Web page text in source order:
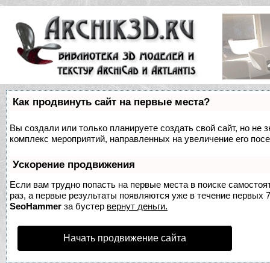
Как продвинуть сайт на первые места?
Вы создали или только планируете создать свой сайт, но не
комплекс мероприятий, направленных на увеличение его
Ускорение продвижения
Если вам трудно попасть на первые места в поиске
раз, а первые результаты появляются уже в течение первых
SeoHammer за бустер вернут деньги.
Начать продвижение сайта